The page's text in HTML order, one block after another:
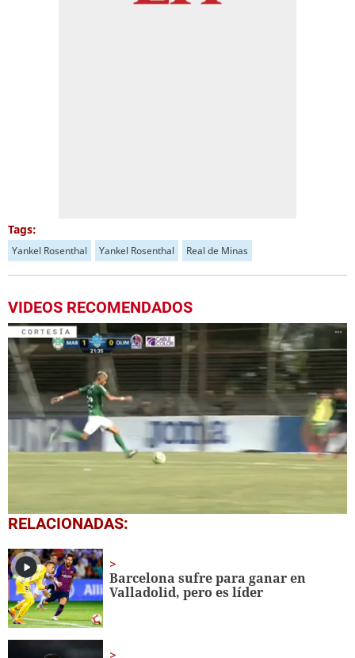
Tags:
Yankel Rosenthal Yankel Rosenthal Real de Minas
VIDEOS RECOMENDADOS
0
seconds
37
seconds
RELACIONADAS:
Barcelona sufre para ganar en
Valladolid, pero es líder